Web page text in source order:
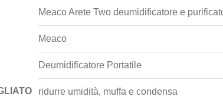
Meaco Arete Two deumidificatore e
Meaco
Deumidificatore Portatile
ridurre umidità, muffa e condensa